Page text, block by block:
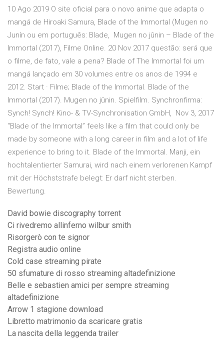
10 Ago 2019 O site oficial para o novo anime que adapta o
mangá de Hiroaki Samura, Blade of the Immortal (Mugen no
Junín ou em português: Blade, Mugen no jûnin – Blade of the
Immortal (2017), Filme Online. 20 Nov 2017 questão: será que
o filme, de fato, vale a pena? Blade of The Immortal foi um
mangá lançado em 30 volumes entre os anos de 1994 e
2012. Start · Filme; Blade of the Immortal. Blade of the
Immortal (2017). Mugen no jûnin. Spielfilm. Synchronfirma:
Synch! Synch! Kino- & TV-Synchronisation GmbH, Nov 3, 2017
“Blade of the Immortal” feels like a film that could only be
made by someone with a long career in film and a lot of life
experience to bring to it. Blade of the Immortal. Manji, ein
hochtalentierter Samurai, wird nach einem verlorenen Kampf
mit der Höchststrafe belegt: Er darf nicht sterben.
Bewertung.
David bowie discography torrent
Ci rivedremo allinferno wilbur smith
Risorgerò con te signor
Registra audio online
Cold case streaming pirate
50 sfumature di rosso streaming altadefinizione
Belle e sebastien amici per sempre streaming
altadefinizione
Arrow 1 stagione download
Libretto matrimonio da scaricare gratis
La nascita della leggenda trailer